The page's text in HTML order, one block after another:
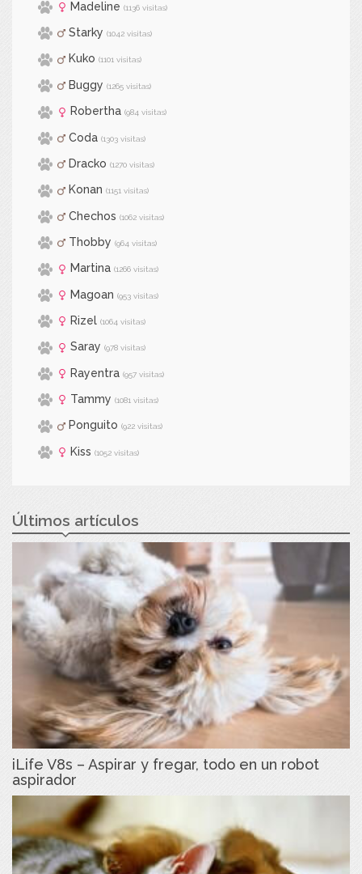
Madeline (1136 visitas)
Starky (1042 visitas)
Kuko (1101 visitas)
Buggy (1265 visitas)
Robertha (984 visitas)
Coda (1303 visitas)
Dracko (1270 visitas)
Konan (1151 visitas)
Chechos (1062 visitas)
Thobby (964 visitas)
Martina (1266 visitas)
Magoan (953 visitas)
Rizel (1064 visitas)
Saray (978 visitas)
Rayentra (957 visitas)
Tammy (1081 visitas)
Ponguito (922 visitas)
Kiss (1052 visitas)
Últimos artículos
iLife V8s – Aspirar y fregar, todo en un robot
aspirador